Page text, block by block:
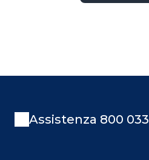
Assistenza 800